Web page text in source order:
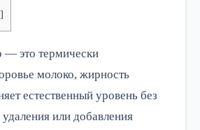
]
— это термически
молоко, жирность
естественный уровень без
или добавления